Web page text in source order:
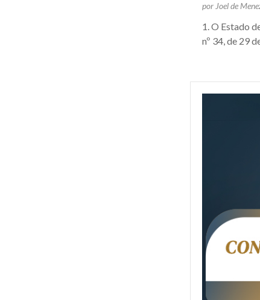
por Joel de
1. O Estado
nº 34, de 29